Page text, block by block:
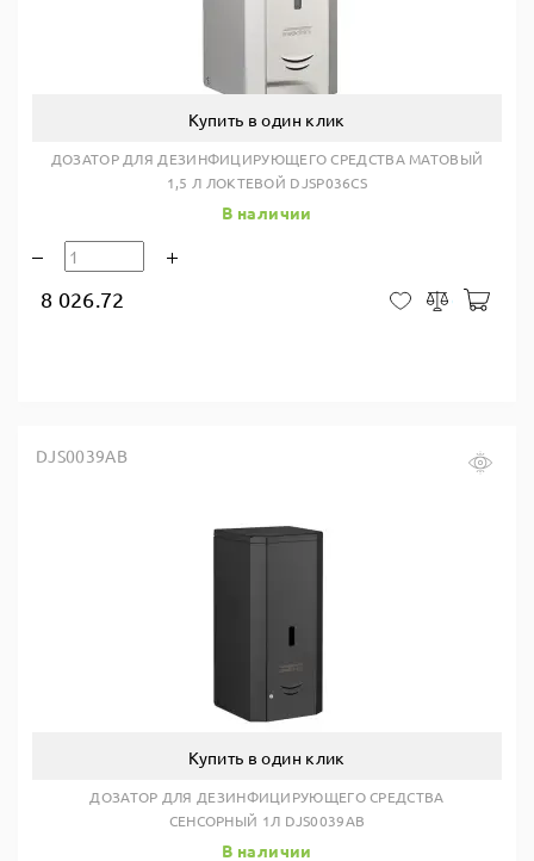
Купить в один клик
ДОЗАТОР ДЛЯ ДЕЗИНФИЦИРУЮЩЕГО СРЕДСТВА МАТОВЫЙ
1,5 Л ЛОКТЕВОЙ DJSP036CS
В наличии
8 026.72 В закладки
Сравнить
DJS0039AB
Купить в один клик
ДОЗАТОР ДЛЯ ДЕЗИНФИЦИРУЮЩЕГО СРЕДСТВА
СЕНСОРНЫЙ 1Л DJS0039AB
В наличии